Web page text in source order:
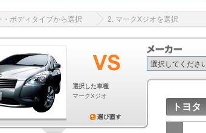
・ボディタイプから選択 2. マークXジオを選択
選択した車種
マークXジオ
トヨ